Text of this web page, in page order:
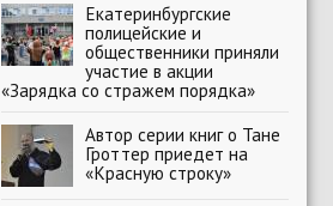
Екатеринбургские
полицейские и
общественники приняли
участие в акции
«Зарядка со стражем порядка»
Автор серии книг о Тане
Гроттер приедет на
«Красную строку»